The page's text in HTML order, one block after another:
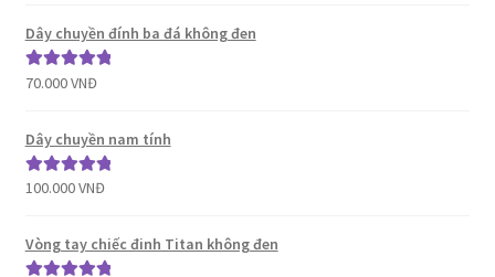
sao
Dây chuyền đính ba đá không đen
Được xếp
sao
70.000VNĐ
Dây chuyền nam tính
Được xếp
sao
100.000VNĐ
Vòng tay chiếc đinh Titan không đen